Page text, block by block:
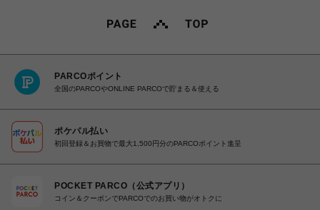
PARCOポイント
全国のPARCOやONLINE PARCOで貯まる＆使える
ポケパル払い
初回登録＆お買物で最大1,500円分のPARCOポイント進呈
POCKET PARCO（公式アプリ）
コイン＆クーポンでPARCOでのお買い物がオトクに